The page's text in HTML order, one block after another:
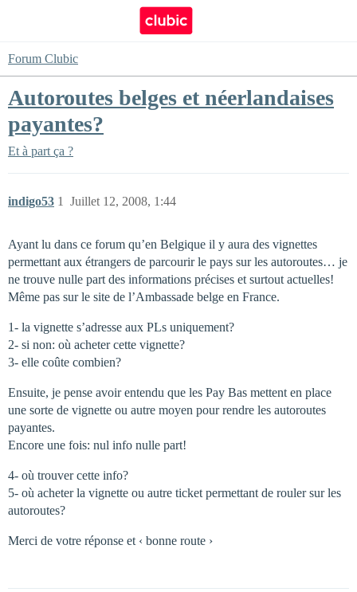
Forum Clubic
Autoroutes belges et néerlandaises
payantes?
Et à part ça ?
indigo53 Juillet 12, 2008, 1:44
1
Ayant lu dans ce forum qu’en Belgique il y aura des vignettes
permettant aux étrangers de parcourir le pays sur les autoroutes… je
ne trouve nulle part des informations précises et surtout actuelles!
Même pas sur le site de l’Ambassade belge en France.
1- la vignette s’adresse aux PLs uniquement?
2- si non: où acheter cette vignette?
3- elle coûte combien?
Ensuite, je pense avoir entendu que les Pay Bas mettent en place
une sorte de vignette ou autre moyen pour rendre les autoroutes
payantes.
Encore une fois: nul info nulle part!
4- où trouver cette info?
5- où acheter la vignette ou autre ticket permettant de rouler sur les
autoroutes?
Merci de votre réponse et ‹ bonne route ›